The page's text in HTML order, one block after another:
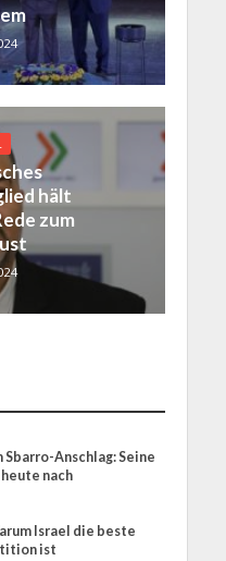
hält
zum
Sbarro-Anschlag: Seine
nach
Israel die beste
ist